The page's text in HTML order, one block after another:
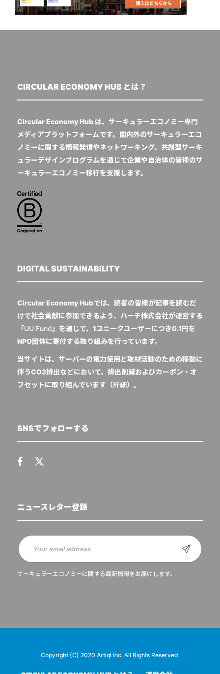
CIRCULAR ECONOMY HUB とは？
Circular Economy Hub は、サーキュラーエコノミー専門
メディアプラットフォームです。国内外のサーキュラーエコ
ノミーに関する情報発信やネットワーキング、共創型サーキ
ュラーデザインプログラムを通じて企業や自治体の皆様のサ
ーキュラーエコノミー移行を支援します。
DIGITAL SUSTAINABILITY
Circular Economy Hubでは、読者の皆様が記事を読むだ
けで社会貢献に参加できるよう、ハーチ株式会社が運営する
「UU Fund 」を通じて、1ユニークユーザーにつき0.1円を
NPO団体に寄付する取り組みを行っています。
当サイトは、サーバーの電力使用と取材活動のための移動に
伴うCO2排出などにおいて、排出削減およびカーボン・オ
フセットに取り組んでいます（詳細）。
SNSでフォローする
ニュースレター登録
サーキュラーエコノミーに関する最新情報をお届けします。
Copyright (C) 2020 Artiql Inc. All Rights Reserved.